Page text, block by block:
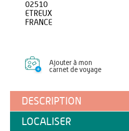
02510
ETREUX
FRANCE
Ajouter à mon
carnet de voyage
DESCRIPTION
LOCALISER